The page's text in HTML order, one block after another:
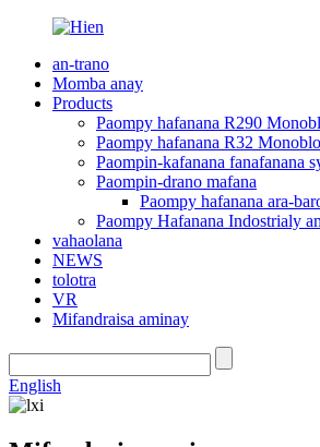
an-trano
Momba anay
Products
Paompy hafanana R290
Paompy hafanana R32
Paompin-kafanana fanafanana
Paompin-drano mafana
Paompy hafanana ara-
Paompy Hafanana Indostrialy
vahaolana
NEWS
tolotra
VR
Mifandraisa aminay
English